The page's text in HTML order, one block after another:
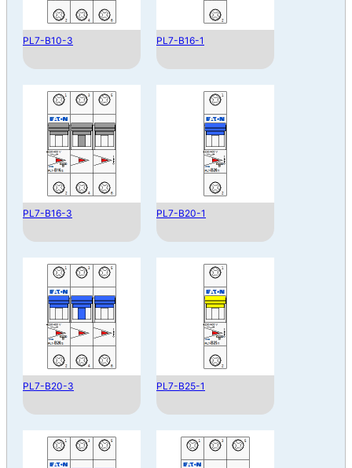
PL7-B10-3 PL7-B16-1
PL7-B16-3 PL7-B20-1
PL7-B20-3 PL7-B25-1